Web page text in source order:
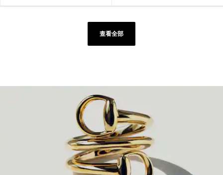
查看全部